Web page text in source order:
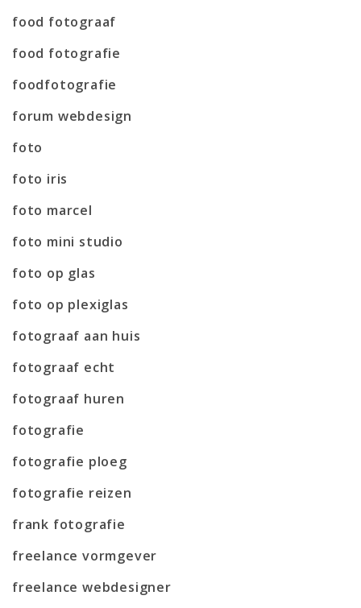
food fotograaf
food fotografie
foodfotografie
forum webdesign
foto
foto iris
foto marcel
foto mini studio
foto op glas
foto op plexiglas
fotograaf aan huis
fotograaf echt
fotograaf huren
fotografie
fotografie ploeg
fotografie reizen
frank fotografie
freelance vormgever
freelance webdesigner